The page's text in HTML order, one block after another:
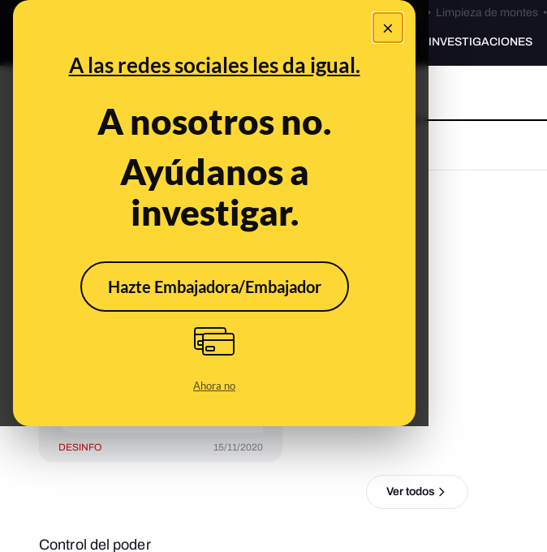
×
A las redes sociales les da igual.
A nosotros no.
Ayúdanos a
investigar.
Hazte Embajadora/Embajador
Ahora no
Bulos Ceuta • Limpieza de montes•
PREBUNKING INVESTIGACIONES
Verificación EH Bildu
No, Arnaldo Otegi no ha
desperdiciar ni una
DESINFO 15/11/2020
Ver todos
Control del poder